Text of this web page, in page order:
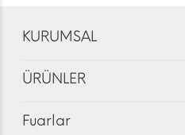
KURUMSAL
ÜRÜNLER
Fuarlar